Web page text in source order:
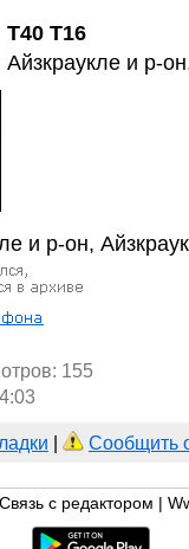
T40 T16
Айзкраукле и р-
и р-он,
155
Сообщить
Связь с редактором